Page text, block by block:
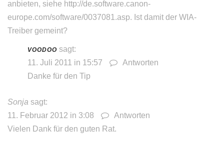
anbieten, siehe http://de.software.canon-
europe.com/software/0037081.asp. Ist damit der WIA-
Treiber gemeint?
VOODOO sagt:
11. Juli 2011 in 15:57
Antworten
Danke für den Tip
Sonja sagt:
11. Februar 2012 in 3:08
Antworten
Vielen Dank für den guten Rat.